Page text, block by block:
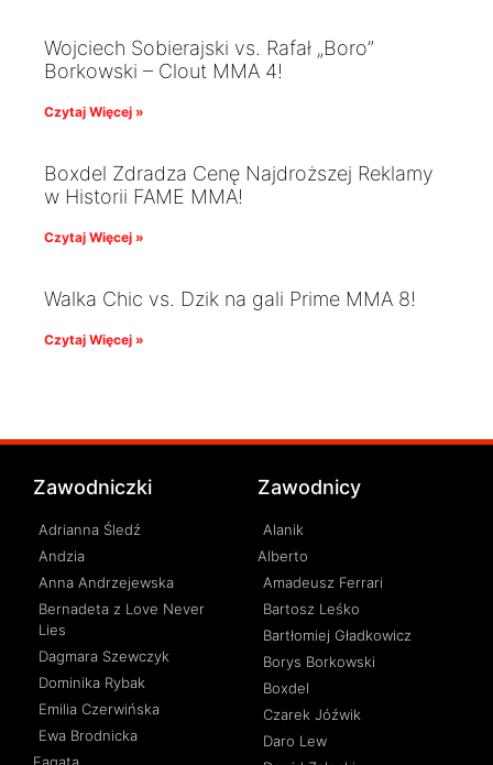
Wojciech Sobierajski vs. Rafał „Boro”
Borkowski – Clout MMA 4!
Czytaj Więcej »
Boxdel Zdradza Cenę Najdroższej Reklamy
w Historii FAME MMA!
Czytaj Więcej »
Walka Chic vs. Dzik na gali Prime MMA 8!
Czytaj Więcej »
Zawodniczki
Adrianna Śledź
Andzia
Anna Andrzejewska
Bernadeta z Love Never
Lies
Dagmara Szewczyk
Dominika Rybak
Emilia Czerwińska
Ewa Brodnicka
Fagata
Zawodnicy
Alanik
Alberto
Amadeusz Ferrari
Bartosz Leśko
Bartłomiej Gładkowicz
Borys Borkowski
Boxdel
Czarek Jóźwik
Daro Lew